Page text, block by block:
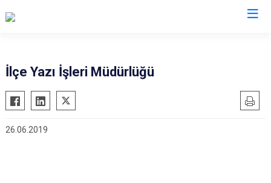
Aladağ
Ceyhan
Feke
İlçe Yazı İşleri Müdürlüğü
26.06.2019